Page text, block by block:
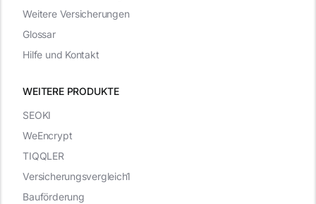
WEITERE PRODUKTE
Weitere Versicherungen
Glossar
Hilfe und Kontakt
SEOKI
WeEncrypt
TIQQLER
Versicherungsvergleich1
Bauförderung